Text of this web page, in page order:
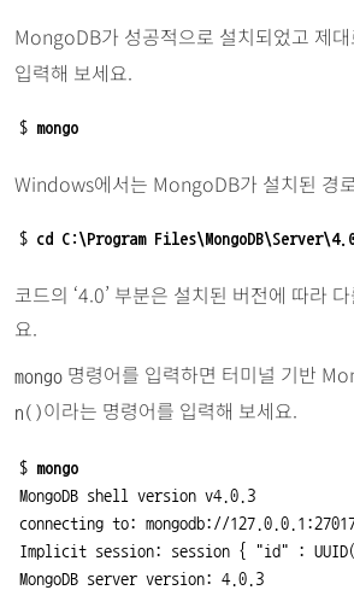
MongoDB가 성공적으로 설치되었고 제
입력해 보세요.
$ mongo
Windows에서는 MongoDB가 설치된 경
$ cd C:\Program
코드의 ‘4.0’ 부분은 설치된 버전에 따라
요.
mongo명령어를 입력하면 터미널 기반
n()이라는 명령어를 입력해 보세요.
$ mongo
MongoDB shell version v4.0.3
connecting to: mongodb://
Implicit session: session { "id" :
MongoDB server version: 4.0.3